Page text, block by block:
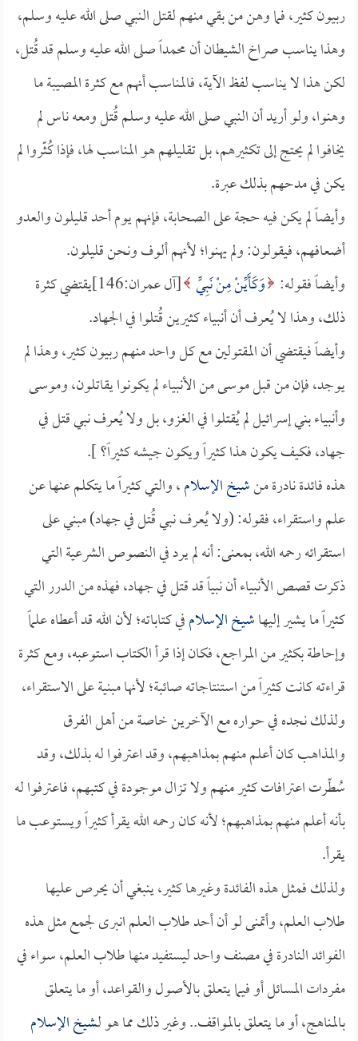
ربيون كثير، فما وهن من بقي منهم لقتل النبي صلى الله عليه وسلم،
وهذا يناسب صراخ الشيطان أن محمداً صلى الله عليه وسلم قد قُتل،
لكن هذا لا يناسب لفظ الآية، فالمناسب أنهم مع كثرة المصيبة ما
وهنوا، ولو أريد أن النبي صلى الله عليه وسلم قُتل ومعه ناس لم
يخافوا لم يحتج إلى تكثيرهم، بل تقليلهم هو المناسب لها، فإذا كُثّروا لم
يكن في مدحهم بذلك عبرة.
وأيضاً لم يكن فيه حجة على الصحابة، فإنهم يوم أحد قليلون والعدو
أضعافهم، فيقولون: ولم يهنوا؛ لأنهم ألوف ونحن قليلون.
وأيضاً فقوله: وَكَأَيِّنْ مِنْ نَبِيٍّ
[آل عمران:146]يقتضي كثرة
ذلك، وهذا لا يُعرف أن أنبياء كثيرين قُتلوا في الجهاد.
وأيضاً فيقتضي أن المقتولين مع كل واحد منهم ربيون كثير، وهذا لم
يوجد، فإن من قبل موسى من الأنبياء لم يكونوا يقاتلون، وموسى
وأنبياء بني إسرائيل لم يُقتلوا في الغزو، بل ولا يُعرف نبي قتل في
جهاد، فكيف يكون هذا كثيراً ويكون جيشه كثيراً؟ ].
هذه فائدة نادرة منشيخ الإسلام، والتي كثيراً ما يتكلم عنها عن
علم واستقراء، فقوله: (ولا يُعرف نبي قُتل في جهاد) مبني على
استقرائه رحمه الله، بمعنى: أنه لم يرد في النصوص الشرعية التي
ذكرت قصص الأنبياء أن نبياً قد قتل في جهاد، فهذه من الدرر التي
كثيراً ما يشير إليهاشيخ الإسلامفي كتاباته؛ لأن الله قد أعطاه علماً
وإحاطة بكثير من المراجع، فكان إذا قرأ الكتاب استوعبه، ومع كثرة
قراءته كانت كثيراً من استنتاجاته صائبة؛ لأنها مبنية على الاستقراء،
ولذلك نجده في حواره مع الآخرين خاصة من أهل الفرق
والمذاهب كان أعلم منهم بمذاهبهم، وقد اعترفوا له بذلك، وقد
سُطّرت اعترافات كثير منهم ولا تزال موجودة في كتبهم، فاعترفوا له
بأنه أعلم منهم بمذاهبهم؛ لأنه كان رحمه الله يقرأ كثيراً ويستوعب ما
يقرأ.
ولذلك فمثل هذه الفائدة وغيرها كثير، ينبغي أن يحرص عليها
طلاب العلم، وأتمنى لو أن أحد طلاب العلم انبرى لجمع مثل هذه
الفوائد النادرة في مصنف واحد ليستفيد منها طلاب العلم، سواء في
مفردات المسائل أو فيما يتعلق بالأصول والقواعد، أو ما يتعلق
بالمناهج، أو ما يتعلق بالمواقف.. وغير ذلك مما هو لـشيخ الإسلام